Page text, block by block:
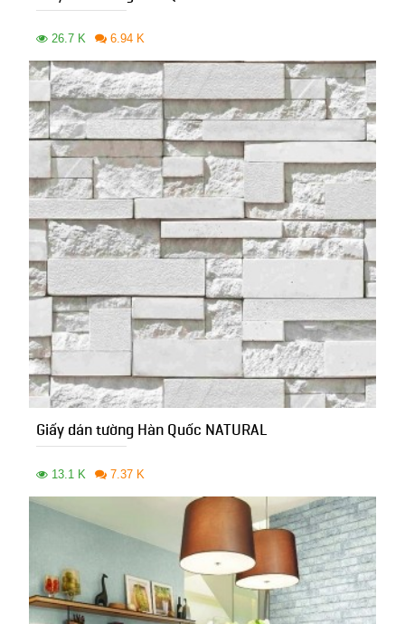
26.7 K 6.94 K
Giấy dán tường Hàn Quốc NATURAL
13.1 K 7.37 K